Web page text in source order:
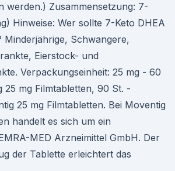
werden.) Zusammensetzung: 7-
Hinweise: Wer sollte 7-Keto DHEA
Minderjährige, Schwangere,
Eierstock- und
Verpackungseinheit: 25 mg - 60
25 mg Filmtabletten, 90 St. -
25 mg Filmtabletten. Bei Moventig
handelt es sich um ein
MED Arzneimittel GmbH. Der
der Tablette erleichtert das